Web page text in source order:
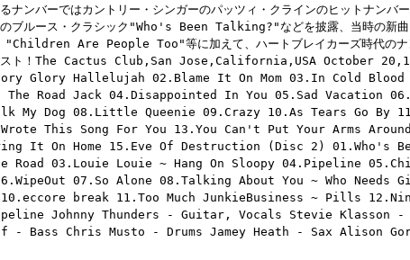
ナンバーではカントリー・シンガーのパッツィ・クラインのヒットナンバ
のブルース・クラシック"Who's Been Talking?"などを披露、当時の
"Children Are People Too"等に加えて、ハートブレイカーズ時代のナ
スト！The Cactus Club,San Jose,California,USA October
Glory Hallelujah 02.Blame It On Mom 03.In Cold Blood
Road Jack 04.Disappointed In You 05.Sad Vacation
My Dog 08.Little Queenie 09.Crazy 10.As Tears Go By
This Song For You 13.You Can't Put Your Arms Around
It On Home 15.Eve Of Destruction (Disc 2) 01.Who's
Road 03.Louie Louie ~ Hang On Sloopy 04.Pipeline
07.So Alone 08.Talking About You ~ Who Needs
10.eccore break 11.Too Much JunkieBusiness ~ Pills
Johnny Thunders - Guitar, Vocals Stevie
- Bass Chris Musto - Drums Jamey Heath - Sax Alison